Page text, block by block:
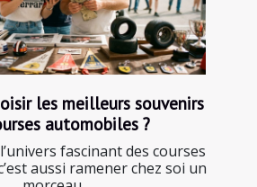
les meilleurs souvenirs
automobiles ?
fascinant des courses
aussi ramener chez soi un